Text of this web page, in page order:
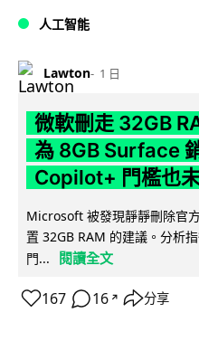
人工智能
Lawton 1 日
微軟刪走 32GB
為 8GB Surface
Copilot+ 門檻也
Microsoft 被發現靜靜刪除官
置 32GB RAM 的建議。分析
門...
閱讀全文
167 16 ↗ 分享